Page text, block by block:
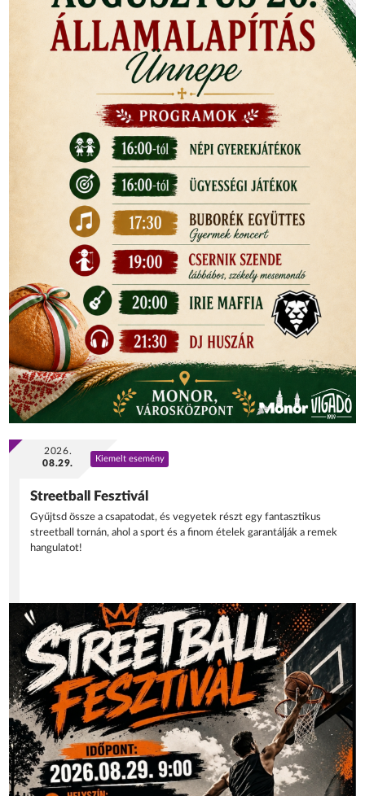
2026.
08.29.
Kiemelt esemény
Streetball Fesztivál
Gyűjtsd össze a csapatodat, és vegyetek részt egy fantasztikus
streetball tornán, ahol a sport és a finom ételek garantálják a remek
hangulatot!